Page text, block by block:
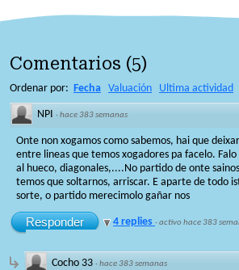
Comentarios (5)
Ordenar por: Fecha Valuación Ultima actividad
NPI ·hace 383 semanas
Onte non xogamos como sabemos, hai que
entre lineas que temos xogadores pa facelo. Falo
al hueco, diagonales,....No partido de onte
temos que soltarnos, arriscar. E aparte de todo
sorte, o partido merecimolo gañar nos
Responder 4 replies ·activo hace 383
Cocho 33 ·hace 383 semanas